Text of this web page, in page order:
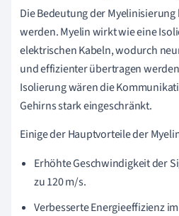
Die Bedeutung der
werden. Myelin wirkt wie eine
elektrischen Kabeln, wodurch
und effizienter übertragen
Isolierung wären die
Gehirns stark eingeschränkt.
Einige der Hauptvorteile der
Erhöhte Geschwindigkeit der
zu 120 m/s.
Verbesserte Energieeffizienz